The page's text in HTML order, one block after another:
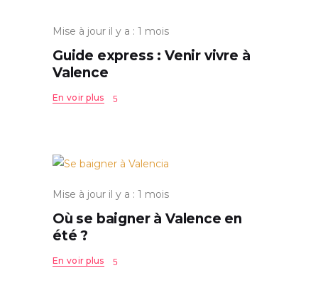
Mise à jour il y a : 1 mois
Guide express : Venir vivre à
Valence
En voir plus
Mise à jour il y a : 1 mois
Où se baigner à Valence en
été ?
En voir plus